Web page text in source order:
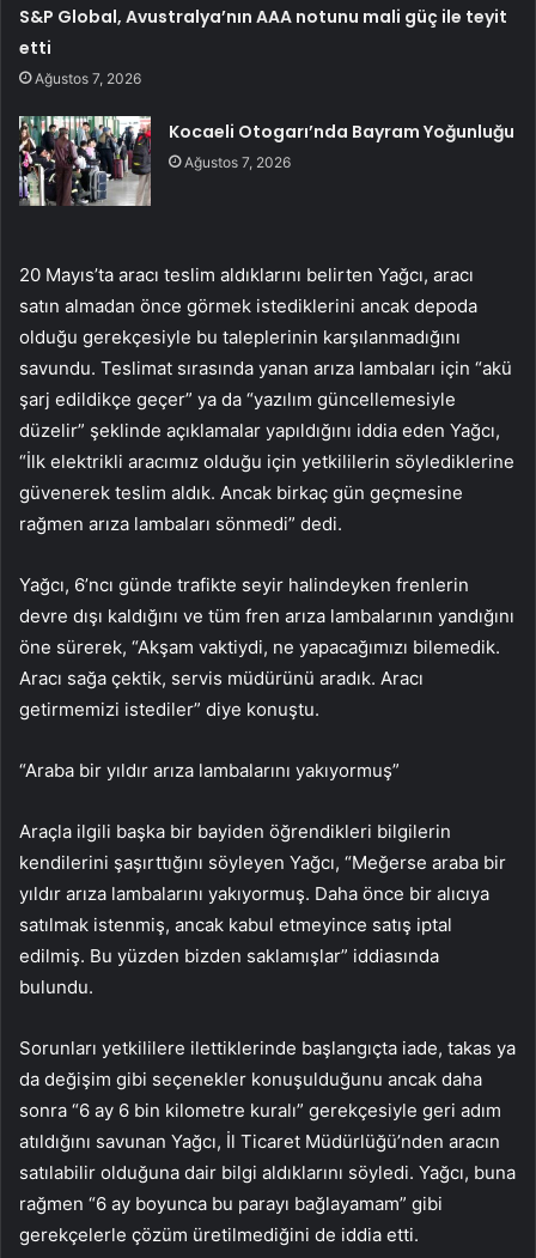
S&P Global, Avustralya’nın AAA notunu mali güç ile teyit
etti
Ağustos 7, 2026
Kocaeli Otogarı’nda Bayram Yoğunluğu
Ağustos 7, 2026
20 Mayıs’ta aracı teslim aldıklarını belirten Yağcı, aracı
satın almadan önce görmek istediklerini ancak depoda
olduğu gerekçesiyle bu taleplerinin karşılanmadığını
savundu. Teslimat sırasında yanan arıza lambaları için “akü
şarj edildikçe geçer” ya da “yazılım güncellemesiyle
düzelir” şeklinde açıklamalar yapıldığını iddia eden Yağcı,
“İlk elektrikli aracımız olduğu için yetkililerin söylediklerine
güvenerek teslim aldık. Ancak birkaç gün geçmesine
rağmen arıza lambaları sönmedi” dedi.
Yağcı, 6’ncı günde trafikte seyir halindeyken frenlerin
devre dışı kaldığını ve tüm fren arıza lambalarının yandığını
öne sürerek, “Akşam vaktiydi, ne yapacağımızı bilemedik.
Aracı sağa çektik, servis müdürünü aradık. Aracı
getirmemizi istediler” diye konuştu.
“Araba bir yıldır arıza lambalarını yakıyormuş”
Araçla ilgili başka bir bayiden öğrendikleri bilgilerin
kendilerini şaşırttığını söyleyen Yağcı, “Meğerse araba bir
yıldır arıza lambalarını yakıyormuş. Daha önce bir alıcıya
satılmak istenmiş, ancak kabul etmeyince satış iptal
edilmiş. Bu yüzden bizden saklamışlar” iddiasında
bulundu.
Sorunları yetkililere ilettiklerinde başlangıçta iade, takas ya
da değişim gibi seçenekler konuşulduğunu ancak daha
sonra “6 ay 6 bin kilometre kuralı” gerekçesiyle geri adım
atıldığını savunan Yağcı, İl Ticaret Müdürlüğü’nden aracın
satılabilir olduğuna dair bilgi aldıklarını söyledi. Yağcı, buna
rağmen “6 ay boyunca bu parayı bağlayamam” gibi
gerekçelerle çözüm üretilmediğini de iddia etti.